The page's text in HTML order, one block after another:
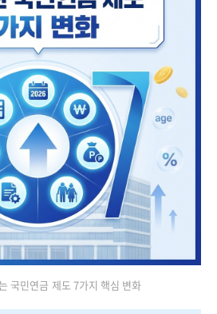
국민연금 제도 7가지 핵심 변화